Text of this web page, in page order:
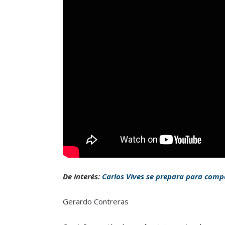
De interés: Carlos Vives se prepara para
Gerardo Contreras